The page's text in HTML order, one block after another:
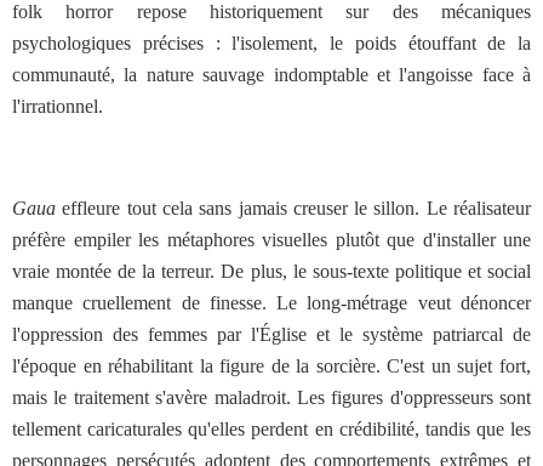
folk horror repose historiquement sur des mécaniques
psychologiques précises : l'isolement, le poids étouffant de la
communauté, la nature sauvage indomptable et l'angoisse face à
l'irrationnel.
Gaua effleure tout cela sans jamais creuser le sillon. Le réalisateur
préfère empiler les métaphores visuelles plutôt que d'installer une
vraie montée de la terreur. De plus, le sous-texte politique et social
manque cruellement de finesse. Le long-métrage veut dénoncer
l'oppression des femmes par l'Église et le système patriarcal de
l'époque en réhabilitant la figure de la sorcière. C'est un sujet fort,
mais le traitement s'avère maladroit. Les figures d'oppresseurs sont
tellement caricaturales qu'elles perdent en crédibilité, tandis que les
personnages persécutés adoptent des comportements extrêmes et